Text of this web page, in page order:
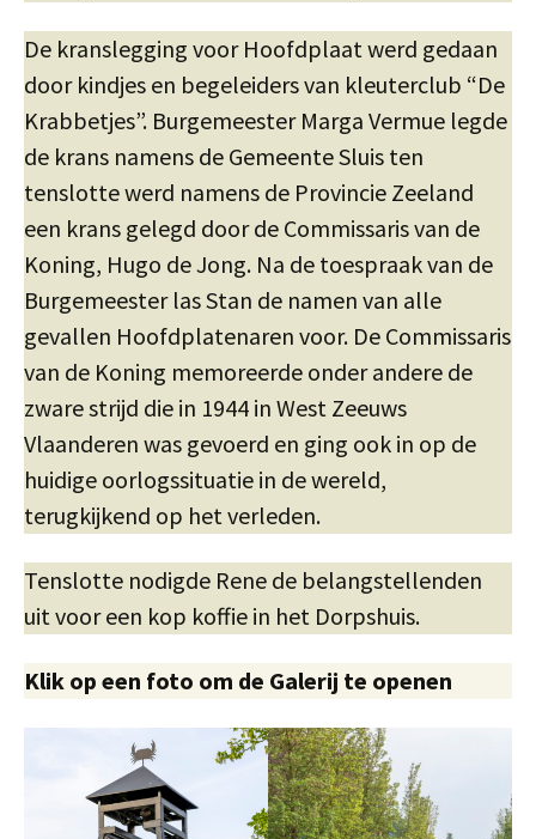
De kranslegging voor Hoofdplaat werd gedaan
door kindjes en begeleiders van kleuterclub “De
Krabbetjes”. Burgemeester Marga Vermue legde
de krans namens de Gemeente Sluis ten
tenslotte werd namens de Provincie Zeeland
een krans gelegd door de Commissaris van de
Koning, Hugo de Jong. Na de toespraak van de
Burgemeester las Stan de namen van alle
gevallen Hoofdplatenaren voor. De Commissaris
van de Koning memoreerde onder andere de
zware strijd die in 1944 in West Zeeuws
Vlaanderen was gevoerd en ging ook in op de
huidige oorlogssituatie in de wereld,
terugkijkend op het verleden.
Tenslotte nodigde Rene de belangstellenden
uit voor een kop koffie in het Dorpshuis.
Klik op een foto om de Galerij te openen